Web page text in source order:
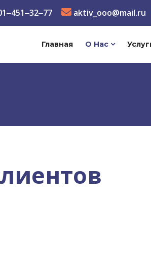
aktiv_ooo@mail.ru
Главная О Нас